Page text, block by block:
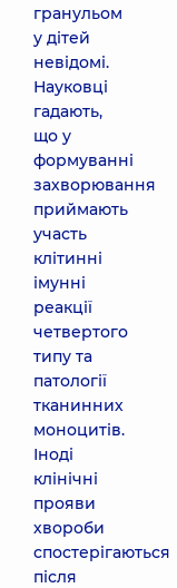
гранульом
у дітей
невідомі.
Науковці
гадають,
що у
формуванні
захворювання
приймають
участь
клітинні
імунні
реакції
четвертого
типу та
патології
тканинних
моноцитів.
Іноді
клінічні
прояви
хвороби
спостерігаються
після